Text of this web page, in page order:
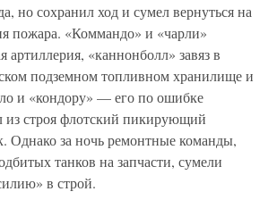
но сохранил ход и сумел вернуться на
пожара. «Коммандо» и «чарли»
артиллерия, «каннонболл» завяз в
подземном топливном хранилище и
и «кондору» — его по ошибке
из строя флотский пикирующий
Однако за ночь ремонтные команды,
танков на запчасти, сумели
в строй.